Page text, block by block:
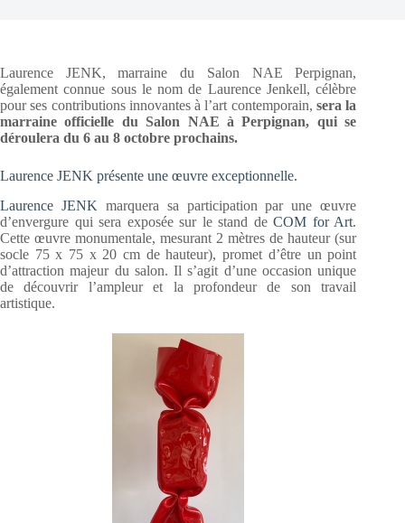
Laurence JENK, marraine du Salon NAE Perpignan,
également connue sous le nom de Laurence Jenkell, célèbre
pour ses contributions innovantes à l’art contemporain, sera la
marraine officielle du Salon NAE à Perpignan, qui se
déroulera du 6 au 8 octobre prochains.
Laurence JENK présente une œuvre exceptionnelle.
Laurence JENK marquera sa participation par une œuvre
d’envergure qui sera exposée sur le stand deCOM for Art.
Cette œuvre monumentale, mesurant 2 mètres de hauteur (sur
socle 75 x 75 x 20 cm de hauteur), promet d’être un point
d’attraction majeur du salon. Il s’agit d’une occasion unique
de découvrir l’ampleur et la profondeur de son travail
artistique.